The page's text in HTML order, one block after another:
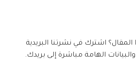
اشترك في نشرتنا البريدية
الهامة مباشرة إلى بريدك.